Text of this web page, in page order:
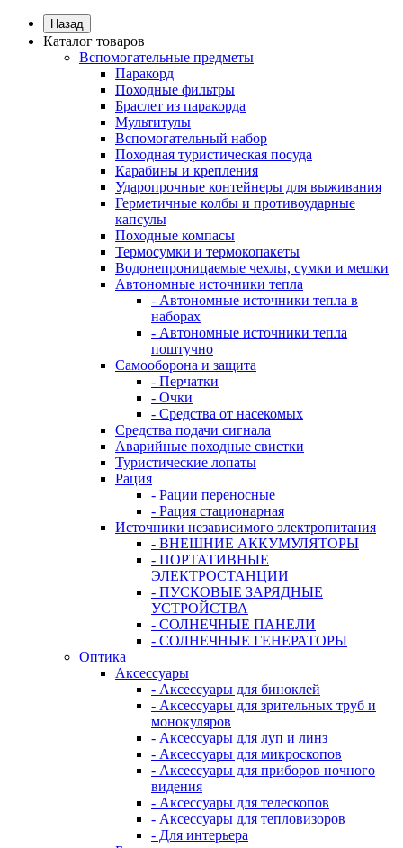
Назад
Каталог товаров
Вспомогательные предметы
Паракорд
Походные фильтры
Браслет из паракорда
Мультитулы
Вспомогательный набор
Походная туристическая посуда
Карабины и крепления
Ударопрочные контейнеры для выживания
Герметичные колбы и противоударные
капсулы
Походные компасы
Термосумки и термокопакеты
Водонепроницаемые чехлы, сумки и мешки
Автономные источники тепла
- Автономные источники тепла в
наборах
- Автономные источники тепла
поштучно
Самооборона и защита
- Перчатки
- Очки
- Средства от насекомых
Средства подачи сигнала
Аварийные походные свистки
Туристические лопаты
Рация
- Рации переносные
- Рация стационарная
Источники независимого электропитания
- ВНЕШНИЕ АККУМУЛЯТОРЫ
- ПОРТАТИВНЫЕ
ЭЛЕКТРОСТАНЦИИ
- ПУСКОВЫЕ ЗАРЯДНЫЕ
УСТРОЙСТВА
- СОЛНЕЧНЫЕ ПАНЕЛИ
- СОЛНЕЧНЫЕ ГЕНЕРАТОРЫ
Оптика
Аксессуары
- Аксессуары для биноклей
- Аксессуары для зрительных труб и
монокуляров
- Аксессуары для луп и линз
- Аксессуары для микроскопов
- Аксессуары для приборов ночного
видения
- Аксессуары для телескопов
- Аксессуары для тепловизоров
- Для интерьера